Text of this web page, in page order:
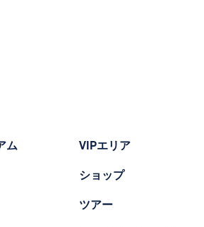
ム VIPエリア
ショップ
ツアー